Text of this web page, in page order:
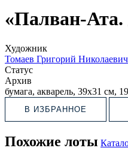
«Палван-Ата.
Художник
Томаев Григорий Николаевич
Статус
Архив
бумага, акварель, 39х31 см,
В ИЗБРАННОЕ
Похожие лоты